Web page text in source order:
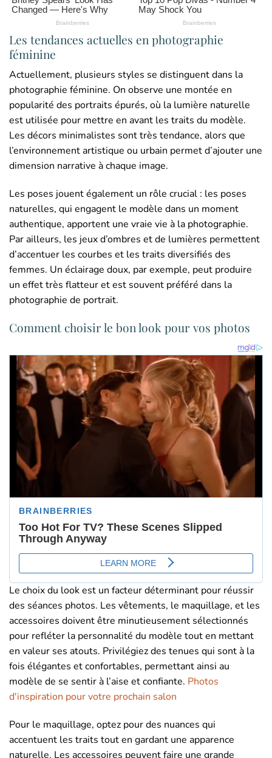
Les tendances actuelles en photographie
féminine
Actuellement, plusieurs styles se distinguent dans la
photographie féminine. On observe une montée en
popularité des portraits épurés, où la lumière naturelle
est utilisée pour mettre en avant les traits du modèle.
Les décors minimalistes sont très tendance, alors que
l’environnement artistique ou urbain permet d’ajouter une
dimension narrative à chaque image.
Les poses jouent également un rôle crucial : les poses
naturelles, qui engagent le modèle dans un moment
authentique, apportent une vraie vie à la photographie.
Par ailleurs, les jeux d’ombres et de lumières permettent
d’accentuer les courbes et les traits diversifiés des
femmes. Un éclairage doux, par exemple, peut produire
un effet très flatteur et est souvent préféré dans la
photographie de portrait.
Comment choisir le bon look pour vos photos
Le choix du look est un facteur déterminant pour réussir
des séances photos. Les vêtements, le maquillage, et les
accessoires doivent être minutieusement sélectionnés
pour refléter la personnalité du modèle tout en mettant
en valeur ses atouts. Privilégiez des tenues qui sont à la
fois élégantes et confortables, permettant ainsi au
modèle de se sentir à l’aise et confiante. Photos
d'inspiration pour votre prochain salon
Pour le maquillage, optez pour des nuances qui
accentuent les traits tout en gardant une apparence
naturelle. Les accessoires peuvent faire une grande